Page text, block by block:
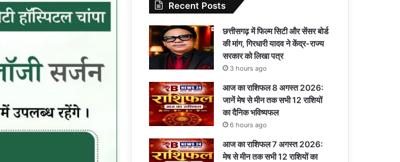
Recent Posts
छत्तीसगढ़ में फिल्म सिटी और सेंसर बोर्ड
की मांग, गिरधारी यादव ने केंद्र-राज्य
सरकार को लिखा पत्र
3 hours ago
आज का राशिफल 8 अगस्त 2026:
जानें मेष से मीन तक सभी 12 राशियों
का दैनिक भविष्यफल
6 hours ago
आज का राशिफल 7 अगस्त 2026:
मेष से मीन तक सभी 12 राशियों का